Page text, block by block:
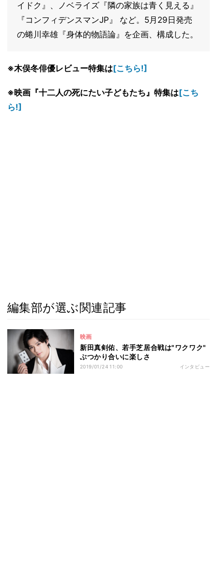
イドク』、ノベライズ『隣の家族は青く見える』
『コンフィデンスマンJP』 など。5月29日発売
の蜷川幸雄『身体的物語論』を企画、構成した。
※木俣冬俳優レビュー特集は[こちら!]
※映画『十二人の死にたい子どもたち』特集は[こち
ら!]
編集部が選ぶ関連記事
映画
新田真剣佑、若手芝居合戦は"ワクワク"
ぶつかり合いに楽しさ
2019/01/24 11:00 インタビュー